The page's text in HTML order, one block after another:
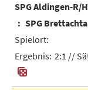
SPG Aldingen-R/
SPG
2:1 //